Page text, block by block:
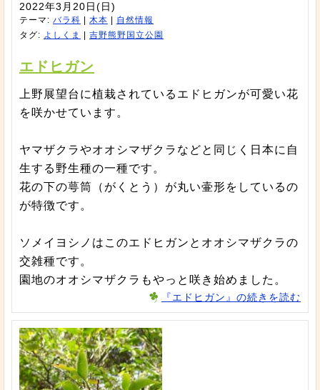
2022年3月20日(日)
テーマ: バラ科 木本
自然情報
タグ: よしくま 吉野熊野国立公園
エドヒガン
上野展望台に植栽されているエドヒガンが可愛い花
を咲かせています。
ヤマザクラやオオシマザクラなどと同じく日本に自
生する野生種の一種です。
花の下の萼筒（がくとう）が丸い壷形をしているの
が特徴です。
ソメイヨシノはこのエドヒガンとオオシマザクラの
交雑種です。
園地のオオシマザクラもやっと咲き始めました。
『エドヒガン』の続きを読む